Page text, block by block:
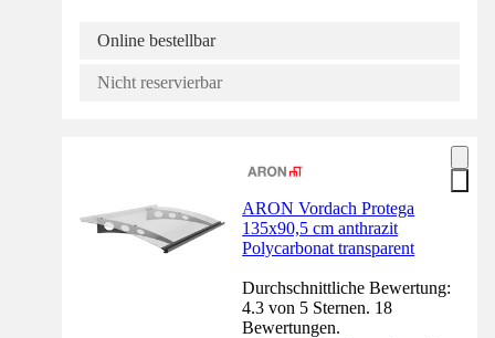
Online bestellbar
Nicht reservierbar
ARON Vordach Protega
135x90,5 cm anthrazit
Polycarbonat transparent
Durchschnittliche Bewertung:
4.3 von 5 Sternen. 18
Bewertungen.